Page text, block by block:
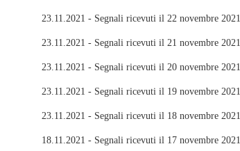
23.11.2021 - Segnali ricevuti il 22 novembre 2021
23.11.2021 - Segnali ricevuti il 21 novembre 2021
23.11.2021 - Segnali ricevuti il 20 novembre 2021
23.11.2021 - Segnali ricevuti il 19 novembre 2021
23.11.2021 - Segnali ricevuti il 18 novembre 2021
18.11.2021 - Segnali ricevuti il 17 novembre 2021